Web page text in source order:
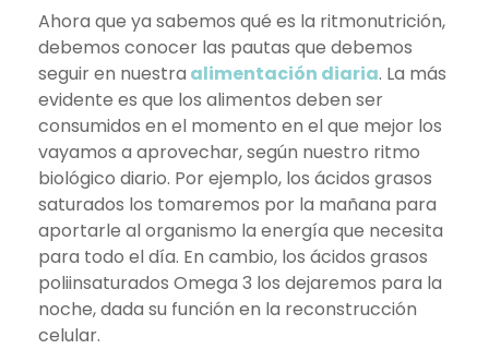
Ahora que ya sabemos qué es la ritmonutrición,
debemos conocer las pautas que debemos
seguir en nuestra alimentación diaria. La más
evidente es que los alimentos deben ser
consumidos en el momento en el que mejor los
vayamos a aprovechar, según nuestro ritmo
biológico diario. Por ejemplo, los ácidos grasos
saturados los tomaremos por la mañana para
aportarle al organismo la energía que necesita
para todo el día. En cambio, los ácidos grasos
poliinsaturados Omega 3 los dejaremos para la
noche, dada su función en la reconstrucción
celular.